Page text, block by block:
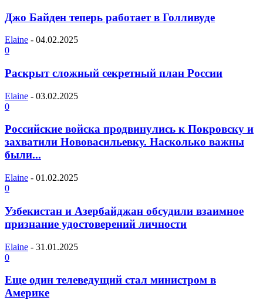
Джо Байден теперь работает в Голливуде
Elaine - 04.02.2025
0
Раскрыт сложный секретный план России
Elaine - 03.02.2025
0
Российские войска продвинулись к Покровску и
захватили Нововасильевку. Насколько важны
были...
Elaine - 01.02.2025
0
Узбекистан и Азербайджан обсудили взаимное
признание удостоверений личности
Elaine - 31.01.2025
0
Еще один телеведущий стал министром в
Америке